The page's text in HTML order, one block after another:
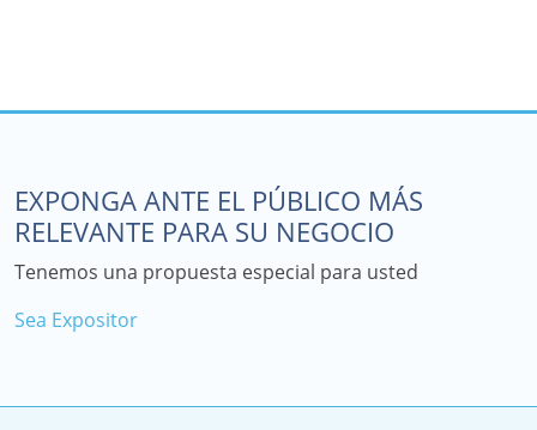
EXPONGA ANTE EL PÚBLICO MÁS
RELEVANTE PARA SU NEGOCIO
Tenemos una propuesta especial para usted
Sea Expositor